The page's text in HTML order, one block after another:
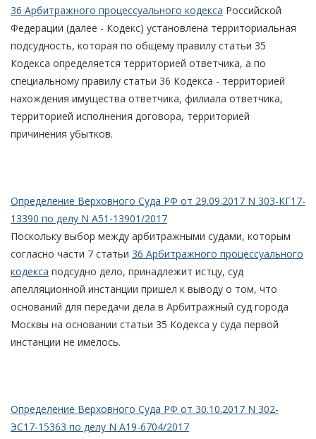
36 Арбитражного процессуального кодекса Российской
Федерации (далее - Кодекс) установлена территориальная
подсудность, которая по общему правилу статьи 35
Кодекса определяется территорией ответчика, а по
специальному правилу статьи 36 Кодекса - территорией
нахождения имущества ответчика, филиала ответчика,
территорией исполнения договора, территорией
причинения убытков.
Определение Верховного Суда РФ от 29.09.2017 N 303-КГ17-
13390 по делу N А51-13901/2017
Поскольку выбор между арбитражными судами, которым
согласно части 7 статьи 36 Арбитражного процессуального
кодекса подсудно дело, принадлежит истцу, суд
апелляционной инстанции пришел к выводу о том, что
оснований для передачи дела в Арбитражный суд города
Москвы на основании статьи 35 Кодекса у суда первой
инстанции не имелось.
Определение Верховного Суда РФ от 30.10.2017 N 302-
ЭС17-15363 по делу N А19-6704/2017